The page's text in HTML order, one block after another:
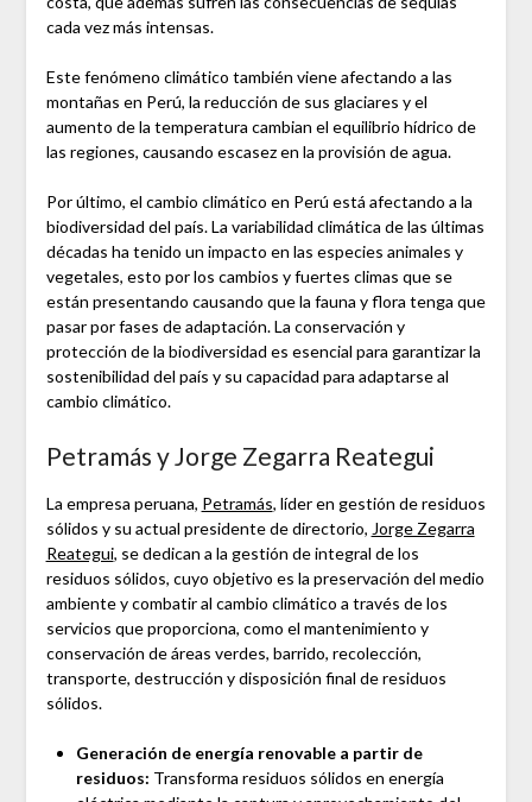
cada vez más intensas.
Este fenómeno climático también viene afectando a las
montañas en Perú, la reducción de sus glaciares y el
aumento de la temperatura cambian el equilibrio hídrico de
las regiones, causando escasez en la provisión de agua.
Por último, el cambio climático en Perú está afectando a la
biodiversidad del país. La variabilidad climática de las últimas
décadas ha tenido un impacto en las especies animales y
vegetales, esto por los cambios y fuertes climas que se
están presentando causando que la fauna y flora tenga que
pasar por fases de adaptación. La conservación y
protección de la biodiversidad es esencial para garantizar la
sostenibilidad del país y su capacidad para adaptarse al
cambio climático.
Petramás y Jorge Zegarra Reategui
La empresa peruana, Petramás, líder en gestión de residuos
sólidos y su actual presidente de directorio, Jorge Zegarra
Reategui, se dedican a la gestión de integral de los
residuos sólidos, cuyo objetivo es la preservación del medio
ambiente y combatir al cambio climático a través de los
servicios que proporciona, como el mantenimiento y
conservación de áreas verdes, barrido, recolección,
transporte, destrucción y disposición final de residuos
sólidos.
Generación de energía renovable a partir de
residuos: Transforma residuos sólidos en energía